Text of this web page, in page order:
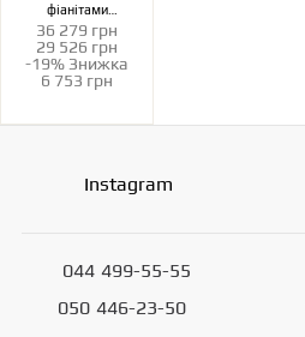
фіанітами
(кубічним
цирконієм)
(1б_к-259)
36 279 грн
29 526 грн
-19% Знижка
6 753 грн
Instagram
044 499-55-55
050 446-23-50